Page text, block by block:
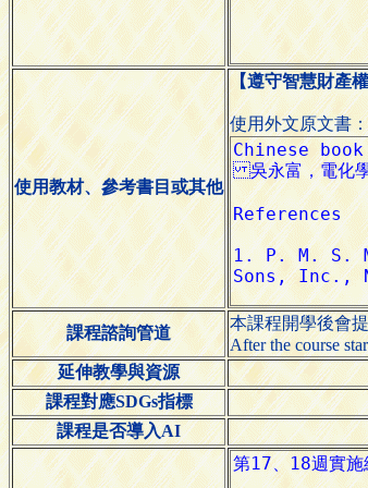
使用教材、參考書目或其他
【遵守智慧財產
使用外文原文書
課程諮詢管道
本課程開學後會
After the course
延伸教學與資源
課程對應SDGs指標
課程是否導入AI